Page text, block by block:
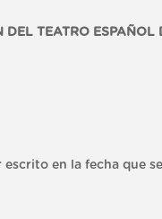
TEATRO ESPAÑOL
en la fecha que